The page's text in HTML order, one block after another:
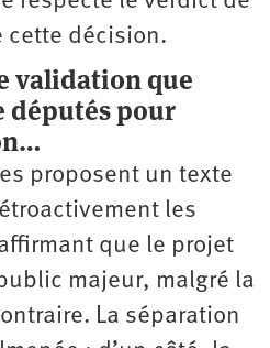
cette décision.
validation que
députés pour
proposent un texte
les
que le projet
majeur, malgré la
La séparation